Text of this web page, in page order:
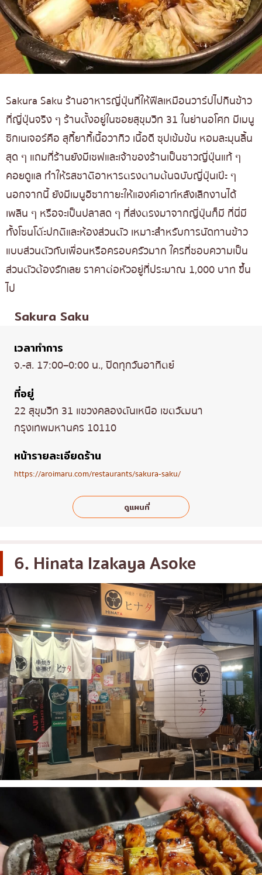
Sakura Saku ร้านอาหารญี่ปุ่นที่ให้ฟีลเหมือนวาร์ปไปกินข้าว
ที่ญี่ปุ่นจริง ๆ ร้านตั้งอยู่ในซอยสุขุมวิท 31 ในย่านอโศก มีเมนู
ซิกเนเจอร์คือ สุกี้ยากี้เนื้อวากิว เนื้อดี ซุปเข้มข้น หอมละมุนลิ้น
สุด ๆ แถมที่ร้านยังมีเชฟและเจ้าของร้านเป็นชาวญี่ปุ่นแท้ ๆ
คอยดูแล ทำให้รสชาติอาหารตรงตามต้นฉบับญี่ปุ่นเป๊ะ ๆ
นอกจากนี้ ยังมีเมนูอิซากายะให้แฮงค์เอาท์หลังเลิกงานได้
เพลิน ๆ หรือจะเป็นปลาสด ๆ ที่ส่งตรงมาจากญี่ปุ่นก็มี ที่นี่มี
ทั้งโซนโต๊ะปกติและห้องส่วนตัว เหมาะสำหรับการนัดทานข้าว
แบบส่วนตัวกับเพื่อนหรือครอบครัวมาก ใครที่ชอบความเป็น
ส่วนตัวต้องรักเลย ราคาต่อหัวอยู่ที่ประมาณ 1,000 บาท ขึ้น
ไป
Sakura Saku
เวลาทำการ
จ.-ส. 17:00–0:00 น., ปิดทุกวันอาทิตย์
ที่อยู่
22 สุขุมวิท 31 แขวงคลองตันเหนือ เขตวัฒนา
กรุงเทพมหานคร 10110
หน้ารายละเอียดร้าน
https://aroimaru.com/restaurants/sakura-saku/
ดูแผนที่
6. Hinata Izakaya Asoke